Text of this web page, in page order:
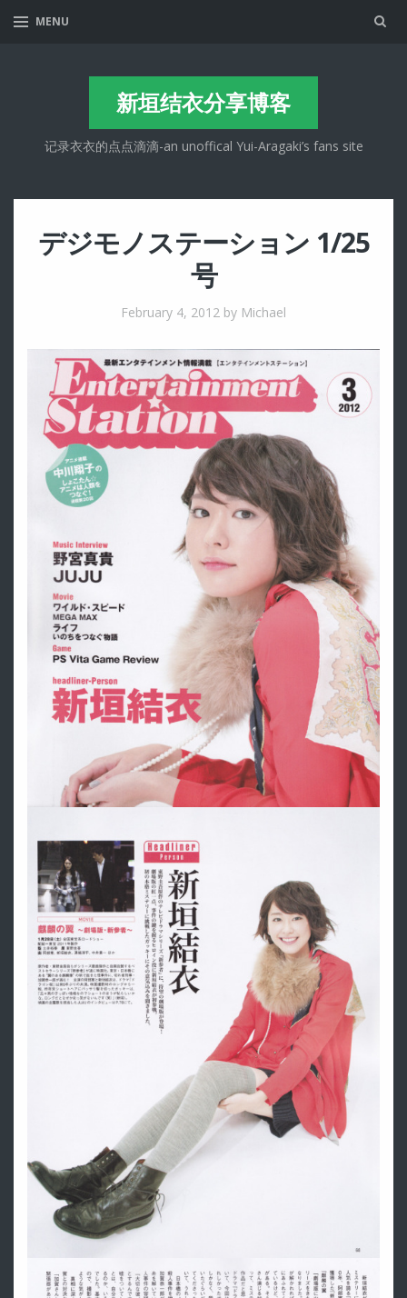
MENU
新垣结衣分享博客
记录衣衣的点点滴滴-an unoffical Yui-Aragaki’s fans site
デジモノステーション 1/25
号
February 4, 2012 by Michael